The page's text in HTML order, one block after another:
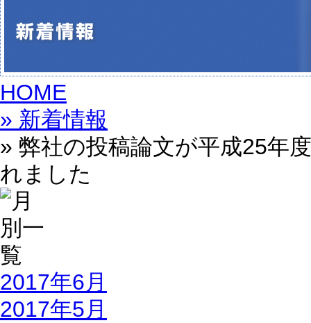
HOME
» 新着情報
» 弊社の投稿論文が平成25
れました
2017年6月
2017年5月